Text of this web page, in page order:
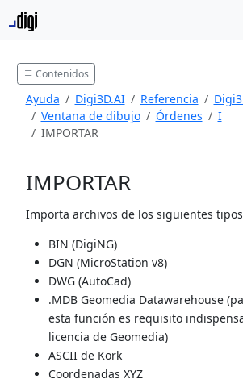
Contenidos
Ayuda Digi3D.AI Referencia
Ventana de dibujo
Órdenes
I
IMPORTAR
IMPORTAR
Importa archivos de los siguientes
BIN (DigiNG)
DGN (MicroStation v8)
DWG (AutoCad)
.MDB Geomedia Datawarehouse
esta función es requisito
licencia de Geomedia)
ASCII de Kork
Coordenadas XYZ